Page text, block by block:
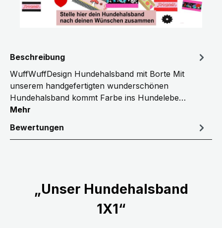
Beschreibung
WuffWuffDesign Hundehalsband mit Borte Mit
unserem handgefertigten wunderschönen
Hundehalsband kommt Farbe ins Hundelebe…
Mehr
Bewertungen
„Unser Hundehalsband
1X1“